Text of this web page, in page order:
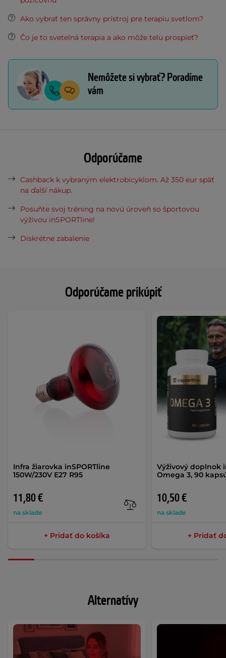
Odporúčame prikúpiť
Infra žiarovka inSPORTline
150W/230V E27 R95
11,80 €
na sklade
+ Pridať do košíka
Výživový doplnok
Omega 3, 90
10,50 €
na sklade
+ Pridať
Ako vybrať ten správny prístroj pre terapiu svetlom?
Čo je to svetelná terapia a ako môže telu prospieť?
Nemôžete si vybrať? Poradíme
vám
Odporúčame
Cashback k vybraným elektrobicyklom. Až 350 eur späť
na ďalší nákup.
Posuňte svoj tréning na novú úroveň so športovou
výživou inSPORTline!
Diskrétne zabalenie
Alternatívy